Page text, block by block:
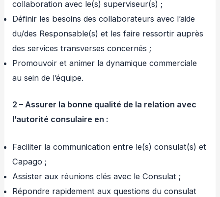
collaboration avec le(s) superviseur(s) ;
Définir les besoins des collaborateurs avec l’aide
du/des Responsable(s) et les faire ressortir auprès
des services transverses concernés ;
Promouvoir et animer la dynamique commerciale
au sein de l’équipe.
2 – Assurer la bonne qualité de la relation avec
l’autorité consulaire en :
Faciliter la communication entre le(s) consulat(s) et
Capago ;
Assister aux réunions clés avec le Consulat ;
Répondre rapidement aux questions du consulat